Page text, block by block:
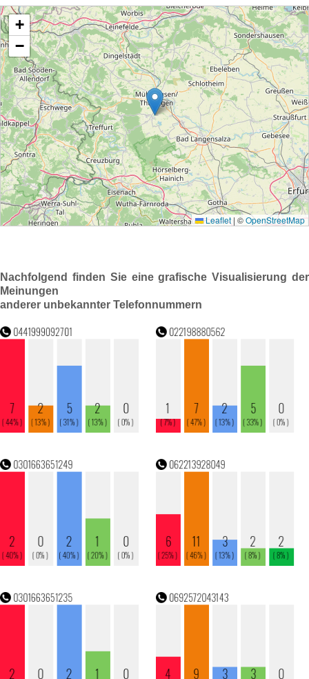
Nachfolgend finden Sie eine grafische Visualisierung der
Meinungen
anderer unbekannter Telefonnummern